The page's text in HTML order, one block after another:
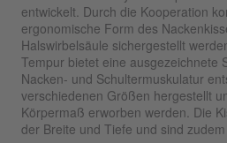
entwickelt. Durch die Kooperation
ergonomische Form des
Halswirbelsäule sichergestellt
Tempur bietet eine ausgezeichnete
Nacken- und Schultermuskulatur
verschiedenen Größen hergestellt
Körpermaß erworben werden. Die
der Breite und Tiefe und sind